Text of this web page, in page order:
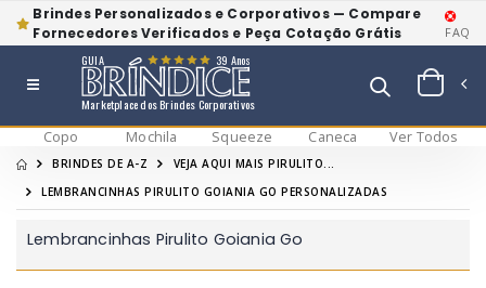
Brindes Personalizados e Corporativos — Compare
Fornecedores Verificados e Peça Cotação Grátis
FAQ
Marketplace dos Brindes Corporativos
GUIA 39 Anos
Copo Mochila Squeeze Caneca Ver Todos
BRINDES DE A-Z
VEJA AQUI MAIS PIRULITO...
LEMBRANCINHAS PIRULITO GOIANIA GO PERSONALIZADAS
Lembrancinhas Pirulito Goiania Go